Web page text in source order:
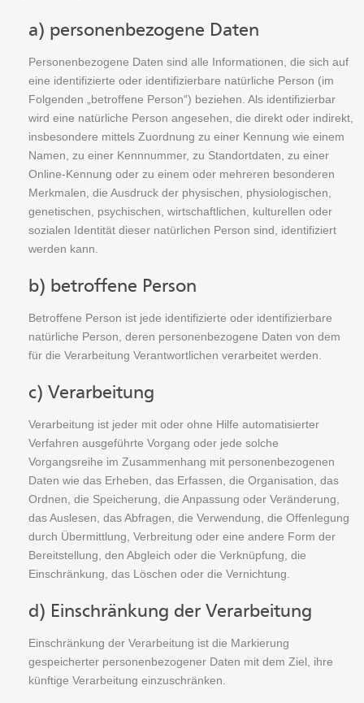
a) personenbezogene Daten
Personenbezogene Daten sind alle Informationen, die sich auf
eine identifizierte oder identifizierbare natürliche Person (im
Folgenden „betroffene Person“) beziehen. Als identifizierbar
wird eine natürliche Person angesehen, die direkt oder indirekt,
insbesondere mittels Zuordnung zu einer Kennung wie einem
Namen, zu einer Kennnummer, zu Standortdaten, zu einer
Online-Kennung oder zu einem oder mehreren besonderen
Merkmalen, die Ausdruck der physischen, physiologischen,
genetischen, psychischen, wirtschaftlichen, kulturellen oder
sozialen Identität dieser natürlichen Person sind, identifiziert
werden kann.
b) betroffene Person
Betroffene Person ist jede identifizierte oder identifizierbare
natürliche Person, deren personenbezogene Daten von dem
für die Verarbeitung Verantwortlichen verarbeitet werden.
c) Verarbeitung
Verarbeitung ist jeder mit oder ohne Hilfe automatisierter
Verfahren ausgeführte Vorgang oder jede solche
Vorgangsreihe im Zusammenhang mit personenbezogenen
Daten wie das Erheben, das Erfassen, die Organisation, das
Ordnen, die Speicherung, die Anpassung oder Veränderung,
das Auslesen, das Abfragen, die Verwendung, die Offenlegung
durch Übermittlung, Verbreitung oder eine andere Form der
Bereitstellung, den Abgleich oder die Verknüpfung, die
Einschränkung, das Löschen oder die Vernichtung.
d) Einschränkung der Verarbeitung
Einschränkung der Verarbeitung ist die Markierung
gespeicherter personenbezogener Daten mit dem Ziel, ihre
künftige Verarbeitung einzuschränken.